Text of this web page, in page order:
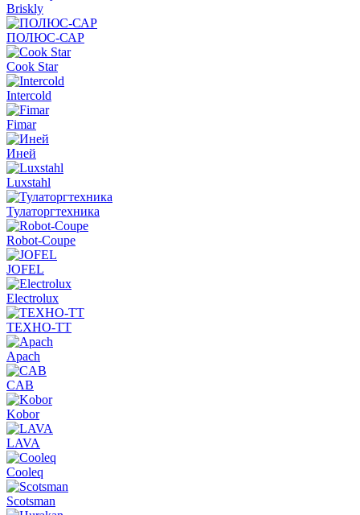
Briskly
ПОЛЮС-САР
Cook Star
Intercold
Fimar
Иней
Luxstahl
Тулаторгтехника
Robot-Coupe
JOFEL
Electrolux
ТЕХНО-ТТ
Apach
CAB
Kobor
LAVA
Cooleq
Scotsman